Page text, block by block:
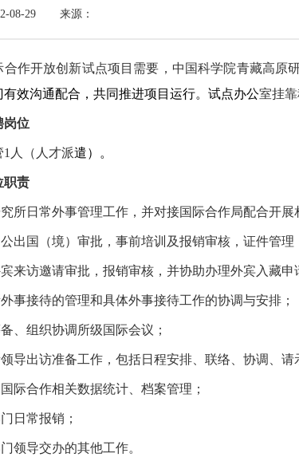
08-29 来源：
合作开放创新试点项目需要，中国科学院青藏高原
有效沟通配合，共同推进项目运行。试点办公室挂
岗位
1 人 （人才派遣） 。
职责
所日常外事管理工作，并对接国际合作局配合开展
出国（境）审批，事前培训及报销审核，证件管理
来访邀请审批，报销审核，并协助办理外宾入藏申
事接待的管理和具体外事接待工作的协调与安排；
、组织协调所级国际会议；
导出访准备工作，包括日程安排、联络、协调、
际合作相关数据统计、档案管理；
日常报销；
领导交办的其他工作。